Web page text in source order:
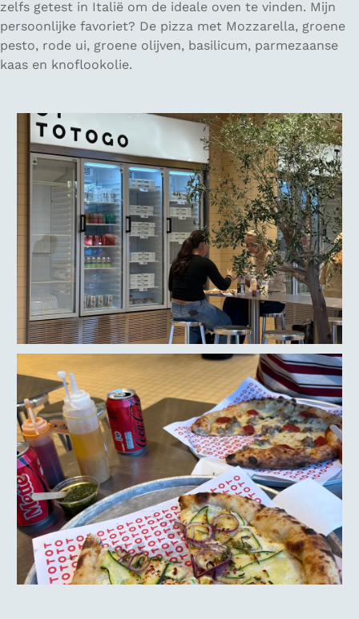
zelfs getest in Italië om de ideale oven te vinden. Mijn
persoonlijke favoriet? De pizza met Mozzarella, groene
pesto, rode ui, groene olijven, basilicum, parmezaanse
kaas en knoflookolie.